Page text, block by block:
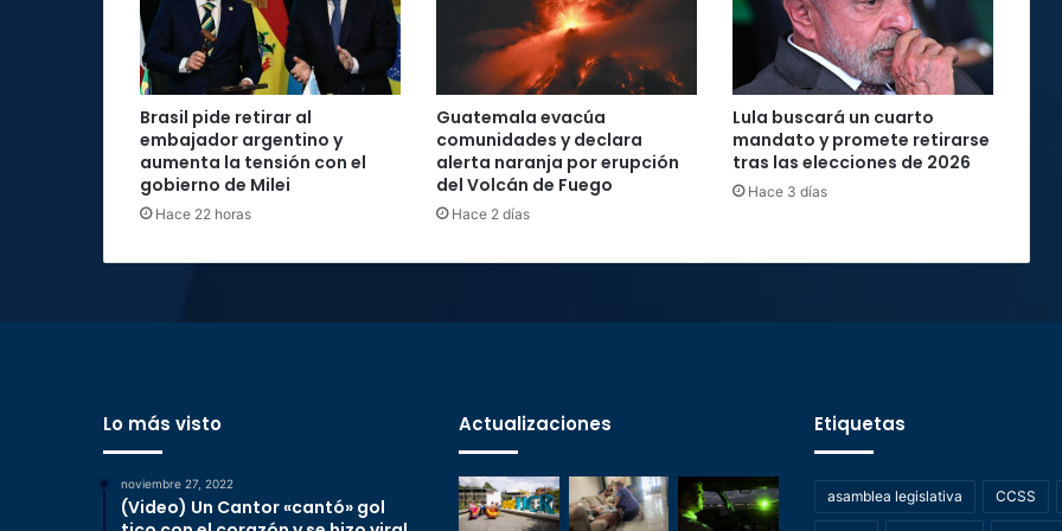
Brasil pide retirar al
embajador argentino y
aumenta la tensión con el
gobierno de Milei
Hace 22 horas
Guatemala evacúa
comunidades y declara
alerta naranja por erupción
del Volcán de Fuego
Hace 2 días
Lula buscará un cuarto
mandato y promete retirarse
tras las elecciones de 2026
Hace 3 días
Lo más visto
noviembre 27, 2022
(Video) Un Cantor «cantó» gol
Actualizaciones Etiquetas
asamblea legislativa CCSS